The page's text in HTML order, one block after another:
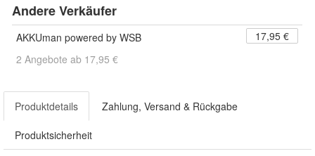
Andere Verkäufer
AKKUman powered by WSB
17,95 €
2 Angebote ab 17,95 €
Produktdetails Zahlung, Versand & Rückgabe
Produktsicherheit